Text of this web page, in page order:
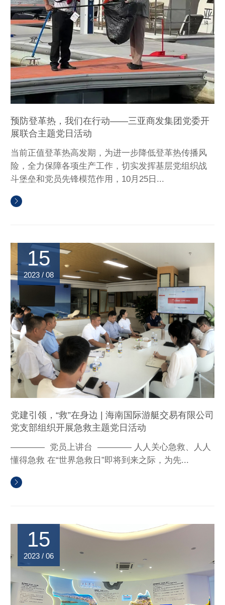
预防登革热，我们在行动——三亚商发集团党委开
展联合主题党日活动
当前正值登革热高发期，为进一步降低登革热传播风
险，全力保障各项生产工作，切实发挥基层党组织战
斗堡垒和党员先锋模范作用，10月25日...
15
2023 / 08
党建引领，“救”在身边 | 海南国际游艇交易有限公司
党支部组织开展急救主题党日活动
———— 党员上讲台 ———— 人人关心急救、人人
懂得急救 在“世界急救日”即将到来之际，为先...
15
2023 / 06